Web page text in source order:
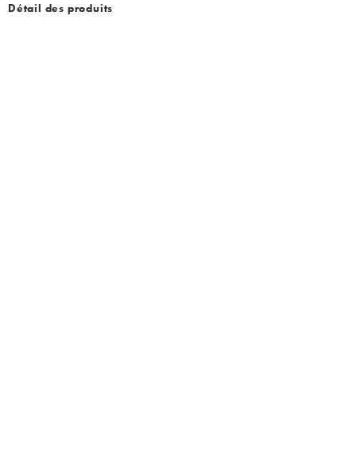
Détail des produits